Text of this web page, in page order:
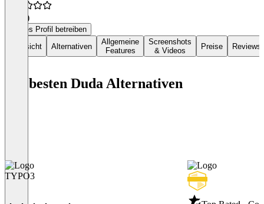
(7)
Dieses Profil betreiben
Übersicht
Alternativen
Allgemeine
Features
Screenshots
& Videos
Preise Reviews
Die besten Duda Alternativen
TYPO3